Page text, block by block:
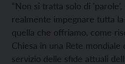
“Non si tratta solo di 'parole',
realmente impegnare tutta
quella che offriamo, come
Chiesa in una Rete mondiale
servizio delle sfide attuali